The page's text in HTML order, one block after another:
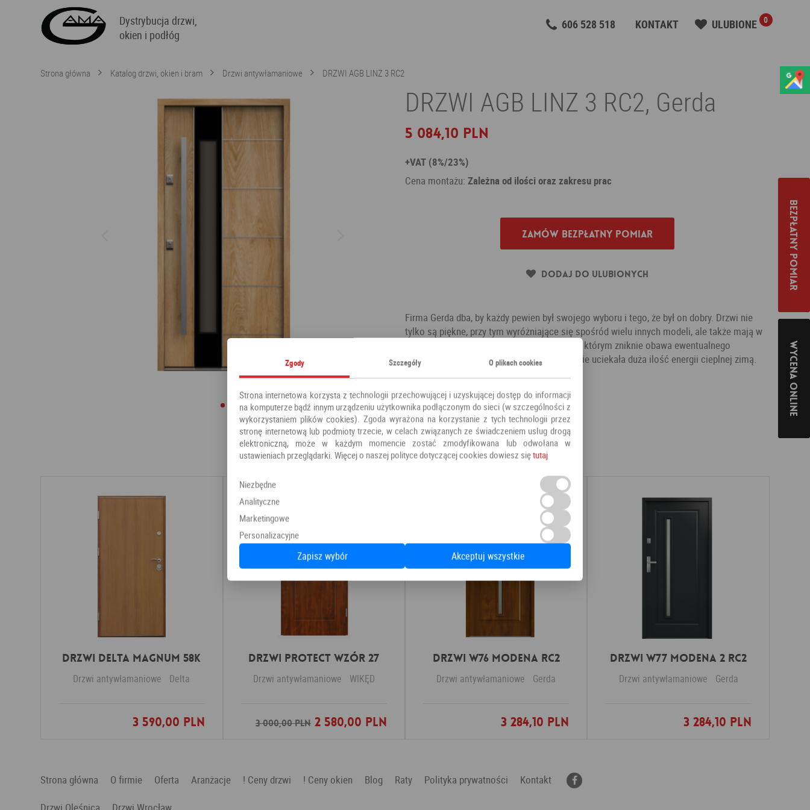
Dystrybucja drzwi,
okien i podłóg
606 528 518 KONTAKT ULUBIONE 0
Strona główna Katalog drzwi, okien i bram Drzwi antywłamaniowe DRZWI AGB LINZ 3 RC2
DRZWI AGB LINZ 3 RC2, Gerda
5 084,10 PLN
+VAT (8%/23%)
Cena montażu: Zależna od ilości oraz zakresu prac
Zamów bezpłatny pomiar
Dodaj do ulubionych
Firma Gerda dba, by każdy pewien był swojego wyboru i tego, że był on dobry. Drzwi nie
tylko są piękne, przy tym wyróżniające się spośród wielu innych modeli, ale także mają w
sobie wiele wygodnych zabezpieczeń, dzięki którym zniknie obawa ewentualnego
włamania czy strach o to, że rzez drzwi będzie uciekała duża ilość energii cieplnej zimą.
Kategoria:Drzwi antywłamaniowe
Producent: Gerda
Polecamy również
Drzwi Delta MAGNUM 58K
Drzwi antywłamaniowe Delta
3 590,00 PLN
Dodaj do ulubionych
Drzwi Protect wzór 27
Drzwi antywłamaniowe WIKĘD
3 000,00 PLN2 580,00 PLN
Dodaj do ulubionych
DRZWI W76 MODENA RC2
Drzwi antywłamaniowe Gerda
3 284,10 PLN
Dodaj do ulubionych
DRZWI W77 MODENA 2 RC2
Drzwi antywłamaniowe Gerda
3 284,10 PLN
Dodaj do ulubionych
Strona główna O firmie Oferta Aranżacje ! Ceny drzwi ! Ceny okien Blog Raty Polityka prywatności
Kontakt
Bezpłatny pomiar
Wycena online
Zgody Szczegóły O plikach cookies
Strona internetowa korzysta z technologii przechowującej i uzyskującej dostęp do informacji
na komputerze bądź innym urządzeniu użytkownika podłączonym do sieci (w szczególności z
wykorzystaniem plików cookies). Zgoda wyrażona na korzystanie z tych technologii przez
stronę internetową lub podmioty trzecie, w celach związanych ze świadczeniem usług drogą
elektroniczną, może w każdym momencie zostać zmodyfikowana lub odwołana w
ustawieniach przeglądarki. Więcej o naszej polityce dotyczącej cookies dowiesz siętutaj
Niezbędne
Analityczne
Marketingowe
Personalizacyjne
Zapisz wybór Akceptuj wszystkie